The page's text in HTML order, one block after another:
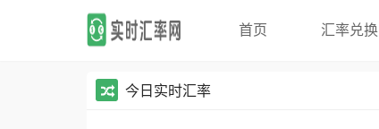
首页 汇率兑换
今日实时汇率